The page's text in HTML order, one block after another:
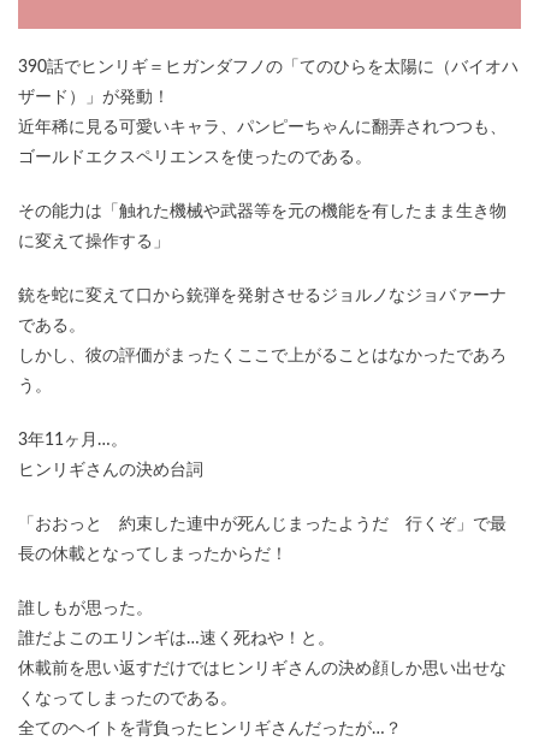
390話でヒンリギ＝ヒガンダフノの「てのひらを太陽に（バイオハ
ザード）」が発動！
近年稀に見る可愛いキャラ、パンピーちゃんに翻弄されつつも、
ゴールドエクスペリエンスを使ったのである。
その能力は「触れた機械や武器等を元の機能を有したまま生き物
に変えて操作する」
銃を蛇に変えて口から銃弾を発射させるジョルノなジョバァーナ
である。
しかし、彼の評価がまったくここで上がることはなかったであろ
う。
3年11ヶ月…。
ヒンリギさんの決め台詞
「おおっと 約束した連中が死んじまったようだ 行くぞ」で最
長の休載となってしまったからだ！
誰しもが思った。
誰だよこのエリンギは…速く死ねや！と。
休載前を思い返すだけではヒンリギさんの決め顔しか思い出せな
くなってしまったのである。
全てのヘイトを背負ったヒンリギさんだったが…？